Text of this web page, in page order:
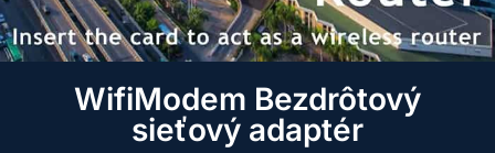
WifiModem Bezdrôtový
sieťový adaptér